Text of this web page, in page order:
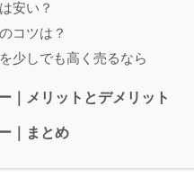
安い？
コツは？
少しでも高く売るなら
｜メリットとデメリット
｜まとめ